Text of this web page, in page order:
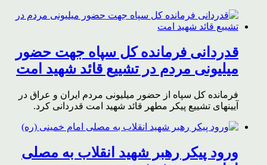
قدردانی فرمانده کل سپاه جهت حضور
میلیونی مردم در تشییع قائد شهید امت
فرمانده کل سپاه از حضور میلیونی مردم ایران و عراق در
آیینهای تشییع پیکر مطهر قائد شهید امت قدردانی کرد.
ورود پیکر رهبر شهید انقلاب به مصلی